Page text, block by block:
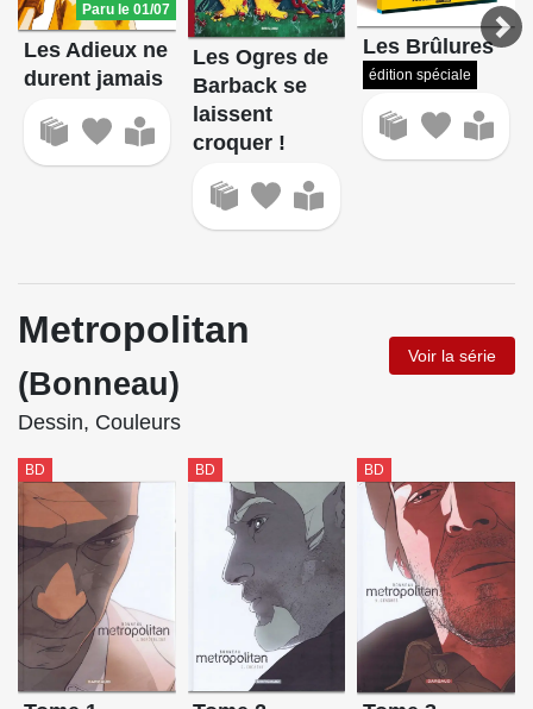
Paru le 01/07
Les Adieux ne
durent jamais
Les Ogres de
Barback se
laissent
croquer !
Les Brûlures
édition spéciale
Metropolitan
(Bonneau)
Voir la série
Dessin, Couleurs
BD BD BD